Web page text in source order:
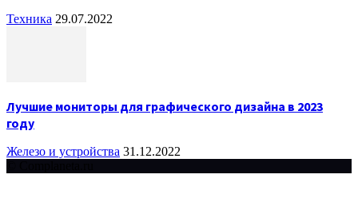
Техника 29.07.2022
Лучшие мониторы для графического дизайна в 2023
году
Железо и устройства 31.12.2022